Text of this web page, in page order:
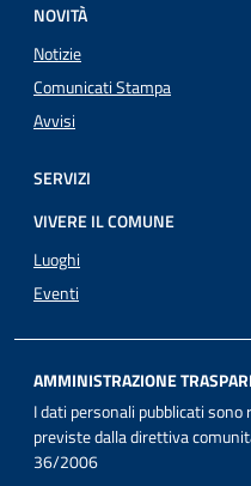
NOVITÀ
Notizie
Comunicati Stampa
Avvisi
SERVIZI
VIVERE IL COMUNE
Luoghi
Eventi
AMMINISTRAZIONE
I dati personali pubblicati
previste dalla direttiva
36/2006